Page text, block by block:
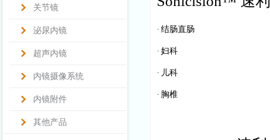
关节镜
泌尿内镜
超声内镜
内镜摄像系统
内镜附件
其他产品
· 结肠直肠
· 妇科
· 儿科
· 胸椎